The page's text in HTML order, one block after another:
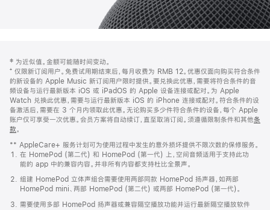
页
页
脚
注
‡ 为近似值。金额可能随时间变动。
⁺ 仅限新订阅用户。免费试用期结束后，每月收费为 RMB 12。优惠仅面向购买符合条件
的新设备的 Apple Music 新订阅用户限时提供。要兑换此优惠，需要将符合条件的音
频设备与运行最新版本 iOS 或 iPadOS 的 Apple 设备连接或配对。为 Apple
Watch 兑换此优惠，需要与运行最新版本 iOS 的 iPhone 连接或配对。符合条件的设
备激活后，需要在 3 个月内领取此优惠。无论购买多少件符合条件的设备，每个 Apple
账户仅可享受一次优惠。会员方案将自动续订，直至取消订阅。须遵循限制条件和其他条
款。
窗
口
中
打
开)
** AppleCare+ 服务计划可为使用过程中发生的意外损坏提供不限次数的保修服务。
在 HomePod (第二代) 和 HomePod (第一代) 上，空间音频适用于支持此功
能的 app 中的兼容内容。并非所有内容都支持杜比全景声。
组建 HomePod 立体声组合需要使用两部同款 HomePod 扬声器，如两部
HomePod mini、两部 HomePod (第二代) 或两部 HomePod (第一代)。
需要使用多部 HomePod 扬声器或兼容隔空播放功能并运行最新隔空播放软件